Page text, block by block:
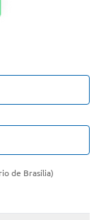
de Brasília)